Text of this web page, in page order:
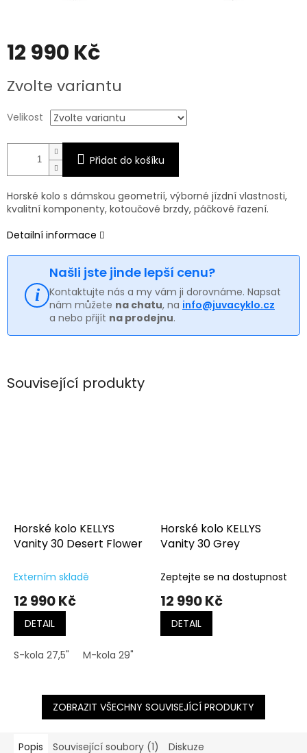
12 990 Kč
cena:
Zvolte variantu
Velikost
Přidat do košíku
Horské kolo s dámskou geometrií, výborné jízdní vlastnosti,
kvalitní komponenty, kotoučové brzdy, páčkové řazení.
Detailní informace
Našli jste jinde lepší cenu?
Kontaktujte nás a my vám ji dorovnáme. Napsat
nám můžete na chatu, na info@juvacyklo.cz
a nebo přijít na prodejnu.
Související produkty
Horské kolo KELLYS
Vanity 30 Desert Flower
Externím skladě
12 990 Kč
DETAIL
S-kola 27,5" M-kola 29"
Horské kolo KELLYS
Vanity 30 Grey
Zeptejte se na dostupnost
12 990 Kč
DETAIL
ZOBRAZIT VŠECHNY SOUVISEJÍCÍ PRODUKTY
Popis Související soubory (1) Diskuze